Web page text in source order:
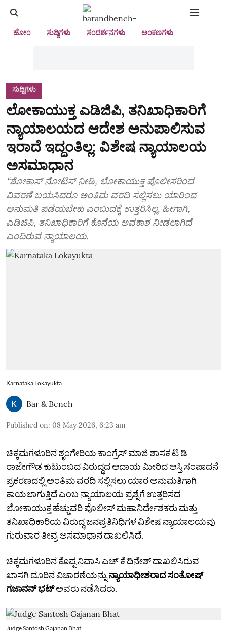
ಹೋಂ ಸುದ್ದಿಗಳು ಸಂದರ್ಶನಗಳು ಅಂಕಣಗಳು
ಸುದ್ದಿಗಳು
ಲೋಕಾಯುಕ್ತ ಎಡಿಜಿಪಿ, ತನಿಖಾಧಿಕಾರಿಗೆ
ನ್ಯಾಯಾಲಯದ ಆದೇಶ ಅನುಪಾಲಿಸುವ
ಇರಾದೆ ಇದ್ದಂತಿಲ್ಲ: ವಿಶೇಷ ನ್ಯಾಯಾಲಯ
ಅಸಮಾಧಾನ
“ಶೋಕಾಸ್‌ ನೋಟಿಸ್‌ ನೀಡಿ, ಲೋಕಾಯುಕ್ತ ಪೊಲೀಸರಿಂದ
ವಿವರಣೆ ಬಯಸಿದರೂ ಅಂತಿಮ ವರದಿ ಸಲ್ಲಿಸಲು ಯಾರಿಂದ
ಅನುಮತಿ ಪಡೆಯಬೇಕು ಎಂಬುದಕ್ಕೆ ಉತ್ತರಿಸಿಲ್ಲ. ಹೀಗಾಗಿ,
ಎಡಿಜಿಪಿ, ತನಿಖಾಧಿಕಾರಿಗೆ ಕೊನೆಯ ಅವಕಾಶ ನೀಡಲಾಗಿದೆ
ಎಂದಿರುವ ನ್ಯಾಯಾಲಯ.
Karnataka Lokayukta
Bar & Bench
Published on: 08 May 2026, 6:23 am
ಚಿಕ್ಕಮಗಳೂರಿನ ಶೃಂಗೇರಿಯ ಕಾಂಗ್ರೆಸ್‌ ಮಾಜಿ ಶಾಸಕ ಟಿ ಡಿ
ರಾಜೇಗೌಡ ಕುಟುಂಬದ ವಿರುದ್ಧದ ಆದಾಯ ಮೀರಿದ ಆಸ್ತಿ ಸಂಪಾದನೆ
ಪ್ರಕರಣದಲ್ಲಿ ಅಂತಿಮ ವರದಿ ಸಲ್ಲಿಸಲು ಯಾರ ಅನುಮತಿಗಾಗಿ
ಕಾಯಲಾಗುತ್ತಿದೆ ಎಂಬ ನ್ಯಾಯಾಲಯ ಪ್ರಶ್ನೆಗೆ ಉತ್ತರಿಸದ
ಲೋಕಾಯುಕ್ತ ಹೆಚ್ಚುವರಿ ಪೊಲೀಸ್‌ ಮಹಾನಿರ್ದೇಶಕರು ಮತ್ತು
ತನಿಖಾಧಿಕಾರಿಯ ವಿರುದ್ಧ ಜನಪ್ರತಿನಿಧಿಗಳ ವಿಶೇಷ ನ್ಯಾಯಾಲಯವು
ಗುರುವಾರ ತೀವ್ರ ಅಸಮಾಧಾನ ದಾಖಲಿಸಿದೆ.
ಚಿಕ್ಕಮಗಳೂರಿನ ಕೊಪ್ಪ ನಿವಾಸಿ ಎಚ್‌ ಕೆ ದಿನೇಶ್‌ ದಾಖಲಿಸಿರುವ
ಖಾಸಗಿ ದೂರಿನ ವಿಚಾರಣೆಯನ್ನುನ್ಯಾಯಾಧೀಶರಾದ ಸಂತೋಷ್‌
ಗಜಾನನ್‌ ಭಟ್‌ಅವರು ನಡೆಸಿದರು.
Judge Santosh Gajanan Bhat